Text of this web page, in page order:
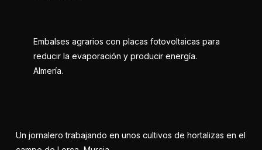
Embalses agrarios con placas fotovoltaicas para
reducir la evaporación y producir energía.
Almería.
Un jornalero trabajando en unos cultivos de hortalizas en el